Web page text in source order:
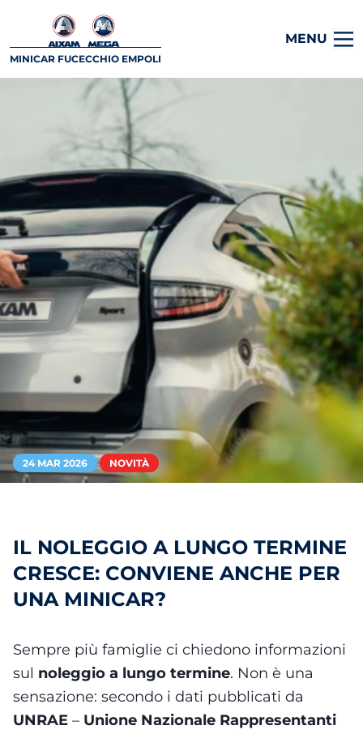
MINICAR FUCECCHIO EMPOLI
MENU
24 MAR 2026 NOVITÀ
IL NOLEGGIO A LUNGO TERMINE
CRESCE: CONVIENE ANCHE PER
UNA MINICAR?
Sempre più famiglie ci chiedono informazioni
sul noleggio a lungo termine. Non è una
sensazione: secondo i dati pubblicati da
UNRAE – Unione Nazionale Rappresentanti